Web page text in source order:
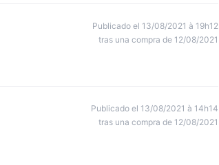
Publicado el 13/08/2021 à 19h12
tras una compra de 12/08/2021
Publicado el 13/08/2021 à 14h14
tras una compra de 12/08/2021